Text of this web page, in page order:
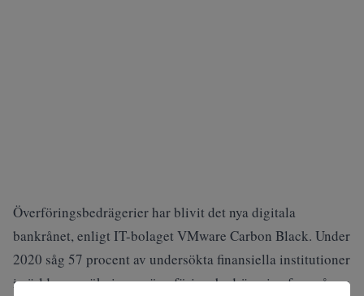
Överföringsbedrägerier har blivit det nya digitala
bankrånet, enligt IT-bolaget VMware Carbon Black. Under
2020 såg 57 procent av undersökta finansiella institutioner
i världen en ökning av överföringsbedrägerier, framgår av